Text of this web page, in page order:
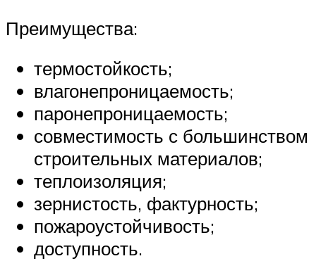
Преимущества:
термостойкость;
влагонепроницаемость;
паронепроницаемость;
совместимость с большинством
строительных материалов;
теплоизоляция;
зернистость, фактурность;
пожароустойчивость;
доступность.